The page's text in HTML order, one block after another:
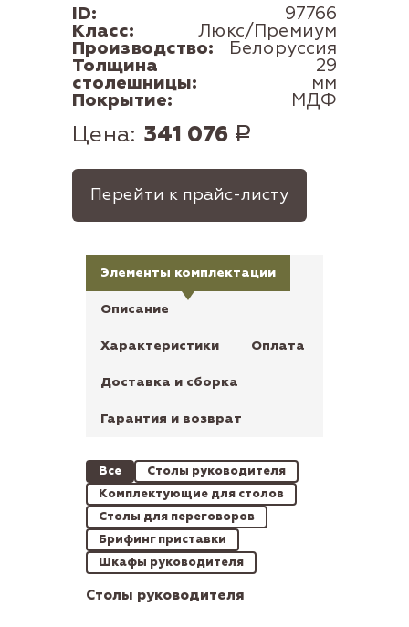
ID: 97766
Класс: Люкс/Премиум
Производство: Белоруссия
Толщина
столешницы:
29
мм
Покрытие: МДФ
Цена: 341 076 Р
Перейти к прайс-листу
Элементы комплектации
Описание
Характеристики Оплата
Доставка и сборка
Гарантия и возврат
Все
Столы руководителя
Комплектующие для столов
Столы для переговоров
Брифинг приставки
Шкафы руководителя
Столы руководителя